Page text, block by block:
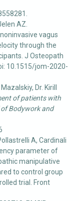
AZ.
vagus
through the
J Osteopath
10.1515/jom-2020-
Dr. Kirill
of patients with
Bodywork and
A, Cardinali
parameter of
manipulative
to control group
trial. Front